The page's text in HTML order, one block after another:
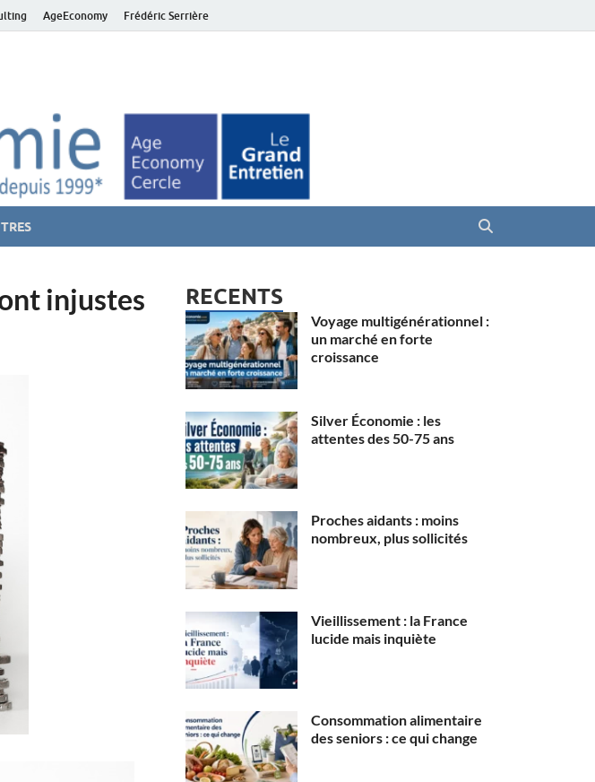
AgeEconomy Frédéric Serrière
injustes
RECENTS
Voyage multigénérationnel :
un marché en forte
croissance
Silver Économie : les
attentes des 50-75 ans
Proches aidants : moins
nombreux, plus sollicités
Vieillissement : la France
lucide mais inquiète
Consommation alimentaire
des seniors : ce qui change